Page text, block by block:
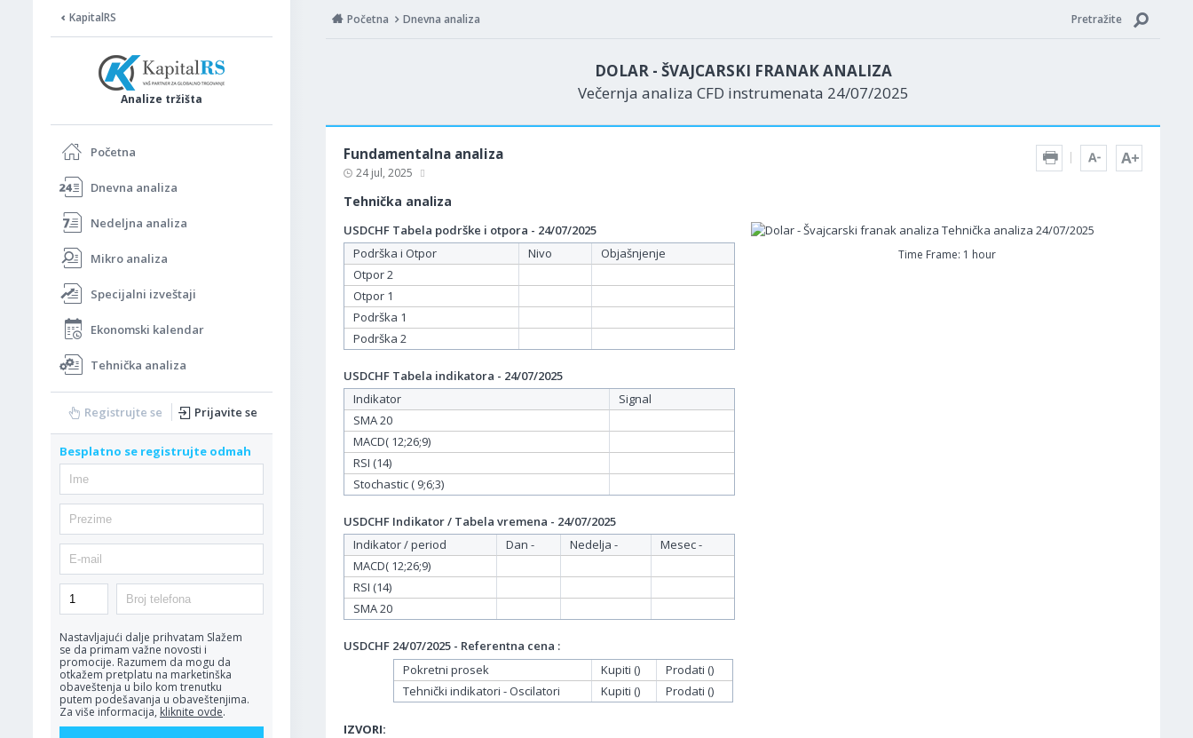
KapitalRS
Analize tržišta
Početna
Dnevna analiza
Nedeljna analiza
Mikro analiza
Specijalni izveštaji
Ekonomski kalendar
Tehnička analiza
Registrujte se Prijavite se
Besplatno se registrujte odmah
Nastavljajući dalje prihvatam Slažem
se da primam važne novosti i
promocije. Razumem da mogu da
otkažem pretplatu na marketinška
obaveštenja u bilo kom trenutku
putem podešavanja u obaveštenjima.
Za više informacija, kliknite ovde.
Početna Dnevna analiza Pretražite
DOLAR - ŠVAJCARSKI FRANAK ANALIZA
Večernja analiza CFD instrumenata 24/07/2025
Fundamentalna analiza
24 jul, 2025
Tehnička analiza
Time Frame: 1 hour
USDCHF Tabela podrške i otpora - 24/07/2025
Podrška i Otpor
Nivo
Objašnjenje
Otpor 2
Otpor 1
Podrška 1
Podrška 2
USDCHF Tabela indikatora - 24/07/2025
Indikator
Signal
SMA 20
MACD( 12;26;9)
RSI (14)
Stochastic ( 9;6;3)
USDCHF Indikator / Tabela vremena - 24/07/2025
Indikator / period
Dan - Nedelja -
Mesec -
MACD( 12;26;9)
RSI (14)
SMA 20
USDCHF 24/07/2025 - Referentna cena :
Pokretni prosek
Kupiti ()
Prodati ()
Tehnički indikatori - Oscilatori
Kupiti () Prodati ()
IZVORI: